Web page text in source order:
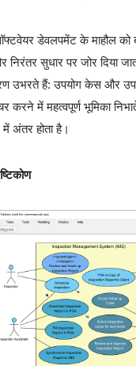
डेवलपमेंट के माहौल को
निरंतर सुधार पर जोर दिया
उभरते हैं: उपयोग केस और
करने में महत्वपूर्ण भूमिका
में अंतर होता है।